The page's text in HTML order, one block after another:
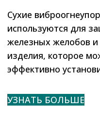
Сухие
используются для
железных желобов и
изделия, которое
эффективно
УЗНАТЬ БОЛЬШЕ